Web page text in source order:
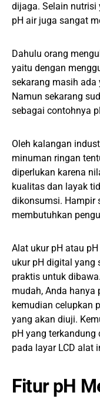
dijaga. Selain nutrisi
pH air juga sangat
Dahulu orang
yaitu dengan
sekarang masih ada
Namun sekarang
sebagai contohnya
Oleh kalangan
minuman ringan
diperlukan karena
kualitas dan layak
dikonsumsi. Hampir
membutuhkan
Alat ukur pH atau
ukur pH digital yang
praktis untuk
mudah, Anda
kemudian celupkan
yang akan diuji.
pH yang
pada layar LCD alat
Fitur pH